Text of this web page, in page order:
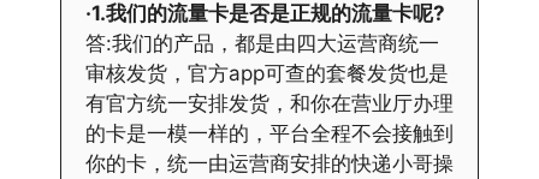
·1.我们的流量卡是否是正规的流量卡呢?
答:我们的产品，都是由四大运营商统一
审核发货，官方app可查的套餐发货也是
有官方统一安排发货，和你在营业厅办理
的卡是一模一样的，平台全程不会接触到
你的卡，统一由运营商安排的快递小哥操